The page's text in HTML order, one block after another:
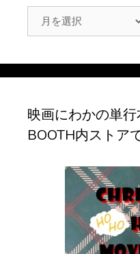
ー
映画にわかの単
BOOTH内ストア